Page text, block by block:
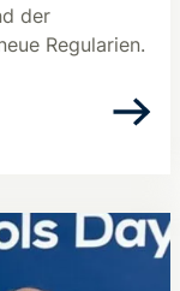
der
Regularien.